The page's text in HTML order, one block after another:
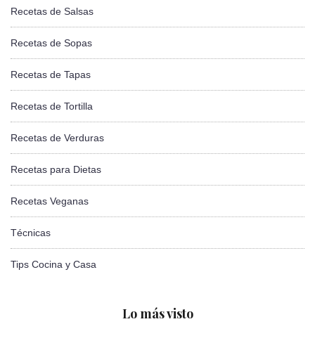
Recetas de Salsas
Recetas de Sopas
Recetas de Tapas
Recetas de Tortilla
Recetas de Verduras
Recetas para Dietas
Recetas Veganas
Técnicas
Tips Cocina y Casa
Lo más visto